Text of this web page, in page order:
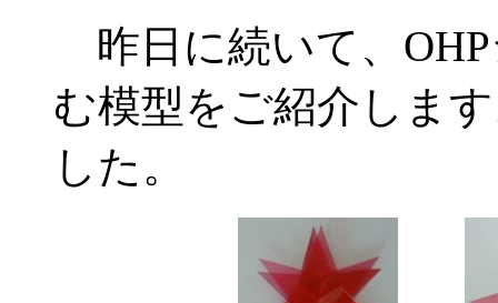
昨日に続いて、
む模型をご紹介しま
した。